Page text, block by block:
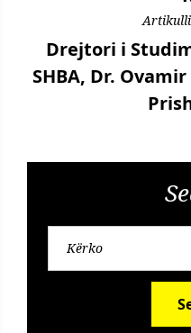
Drejtori i
SHBA, Dr.